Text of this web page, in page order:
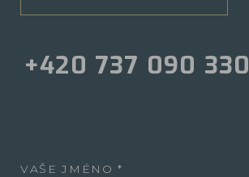
+420 737 090 330
VAŠE JMÉNO